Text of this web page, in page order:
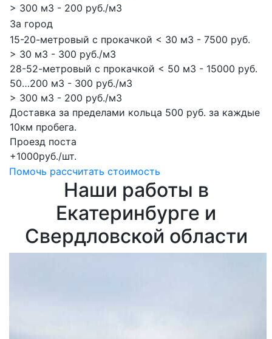
> 300 м3 - 200 руб./м3
За город
15-20-метровый с прокачкой < 30 м3 - 7500 руб.
> 30 м3 - 300 руб./м3
28-52-метровый с прокачкой < 50 м3 - 15000 руб.
50…200 м3 - 300 руб./м3
> 300 м3 - 200 руб./м3
Доставка за пределами кольца 500 руб. за каждые
10км пробега.
Проезд поста
+1000руб./шт.
Помочь рассчитать стоимость
Наши работы в
Екатеринбурге и
Свердловской области